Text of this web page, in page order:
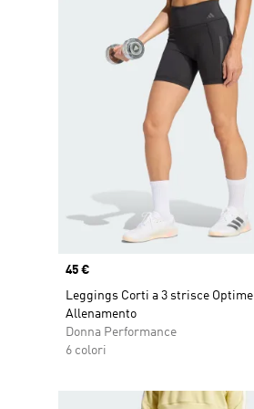
Price
45 €
Leggings Corti a 3 strisce Optime
Allenamento
Donna Performance
6 colori